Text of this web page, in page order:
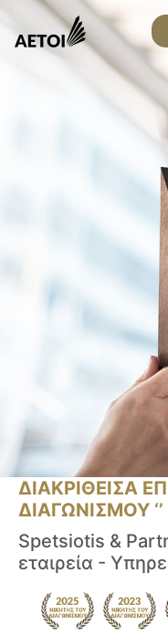
ΔΙΑΚΡΙΘΕΙΣΑ
ΔΙΑΓΩΝΙΣΜΟΥ ‘’
Spetsiotis &
εταιρεία -